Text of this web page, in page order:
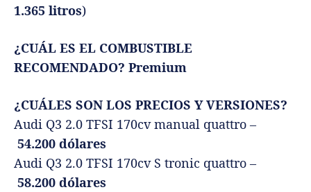
1.365 litros)
¿CUÁL ES EL COMBUSTIBLE
RECOMENDADO? Premium
¿CUÁLES SON LOS PRECIOS Y VERSIONES?
Audi Q3 2.0 TFSI 170cv manual quattro –
54.200 dólares
Audi Q3 2.0 TFSI 170cv S tronic quattro –
58.200 dólares